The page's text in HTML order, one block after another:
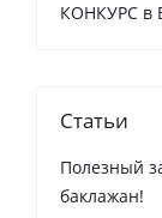
КОНКУРС в
Статьи
Полезный
баклажан!